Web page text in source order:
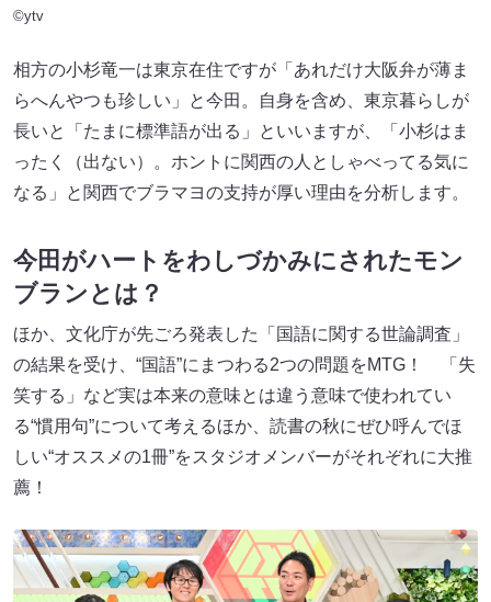
©ytv
相方の小杉竜一は東京在住ですが「あれだけ大阪弁が薄ま
らへんやつも珍しい」と今田。自身を含め、東京暮らしが
長いと「たまに標準語が出る」といいますが、「小杉はま
ったく（出ない）。ホントに関西の人としゃべってる気に
なる」と関西でブラマヨの支持が厚い理由を分析します。
今田がハートをわしづかみにされたモン
ブランとは？
ほか、文化庁が先ごろ発表した「国語に関する世論調査」
の結果を受け、“国語”にまつわる2つの問題をMTG！ 「失
笑する」など実は本来の意味とは違う意味で使われてい
る“慣用句”について考えるほか、読書の秋にぜひ呼んでほ
しい“オススメの1冊”をスタジオメンバーがそれぞれに大推
薦！